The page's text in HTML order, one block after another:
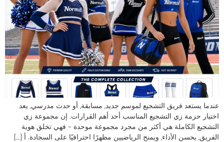
عندما يستعد فريق التشجيع لموسم جديد, مسابقة, أو حدث مدرسي, يعد
اختيار حزمة زي التشجيع المناسب أحد أهم القرارات. إن مجموعة زي
التشجيع الكاملة هي أكثر من مجرد مجموعة موحدة - فهي تخلق هوية
الفريق, يحسن الأداء, ويمنح الرياضيين مظهرًا احترافيًا على السجادة. أ […]